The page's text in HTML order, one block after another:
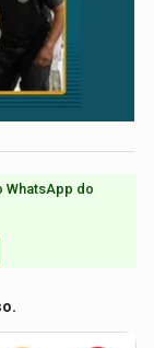
WhatsApp do